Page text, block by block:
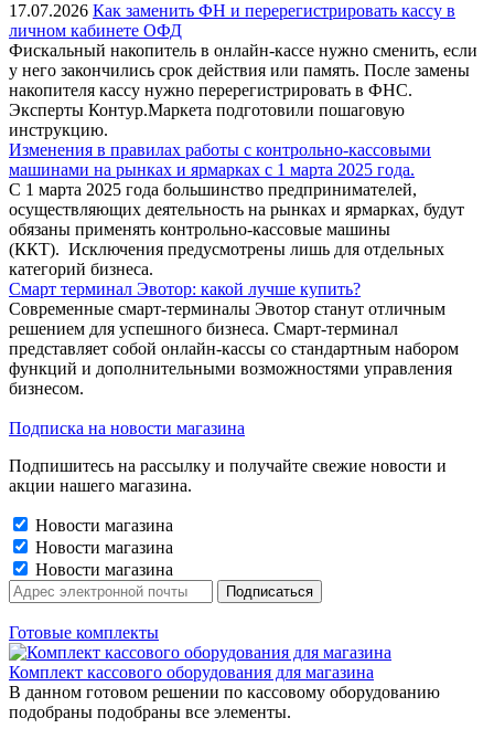
17.07.2026 Как заменить ФН и перерегистрировать кассу в
личном кабинете ОФД
Фискальный накопитель в онлайн-кассе нужно сменить, если
у него закончились срок действия или память. После замены
накопителя кассу нужно перерегистрировать в ФНС.
Эксперты Контур.Маркета подготовили пошаговую
инструкцию.
Изменения в правилах работы с контрольно-кассовыми
машинами на рынках и ярмарках с 1 марта 2025 года.
С 1 марта 2025 года большинство предпринимателей,
осуществляющих деятельность на рынках и ярмарках, будут
обязаны применять контрольно-кассовые машины
(ККТ). Исключения предусмотрены лишь для отдельных
категорий бизнеса.
Смарт терминал Эвотор: какой лучше купить?
Современные смарт-терминалы Эвотор станут отличным
решением для успешного бизнеса. Смарт-терминал
представляет собой онлайн-кассы со стандартным набором
функций и дополнительными возможностями управления
бизнесом.
Подписка на новости магазина
Подпишитесь на рассылку и получайте свежие новости и
акции нашего магазина.
Новости магазина
Новости магазина
Новости магазина
Готовые комплекты
Комплект кассового оборудования для магазина
В данном готовом решении по кассовому оборудованию
подобраны подобраны все элементы.